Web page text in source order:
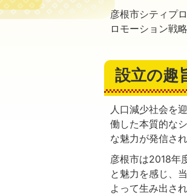
彦根市シティプ
ロモーション戦
設立の趣
人口減少社会を
働した本質的な
な魅力が発信さ
彦根市は2018年
と魅力を感じ、
よって生み出さ